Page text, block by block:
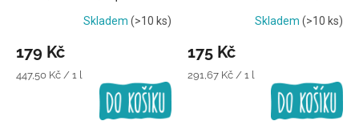
Transparentní lak
Skladem (>10 ks)
179 Kč
Měrná
447,50 Kč / 1 l
Skladem (>10 ks)
175 Kč
Měrná
291,67 Kč / 1 l